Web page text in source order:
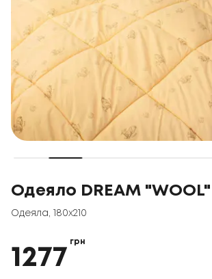
Одеяло DREAM "WOOL"
Одеяла 180x210
1277
грн